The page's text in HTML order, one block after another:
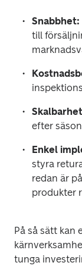
Snabbhet:
till
efter
Enkel
styra
redan är
produkter
På så sätt kan
tunga